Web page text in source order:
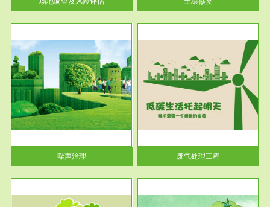
噪声治理
服务范围
废气处理工程
废气处理工程